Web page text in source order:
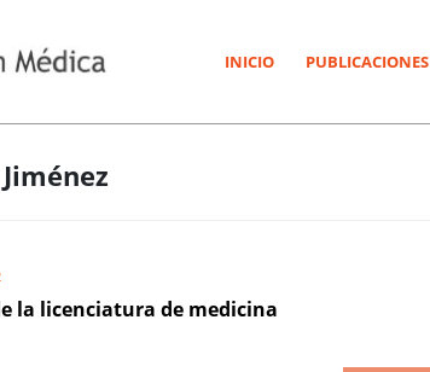
INICIO PUBLICACIONES
la licenciatura de medicina